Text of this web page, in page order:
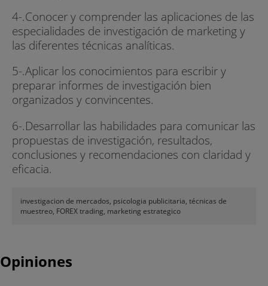
4-.Conocer y comprender las aplicaciones de las
especialidades de investigación de marketing y
las diferentes técnicas analíticas.
5-.Aplicar los conocimientos para escribir y
preparar informes de investigación bien
organizados y convincentes.
6-.Desarrollar las habilidades para comunicar las
propuestas de investigación, resultados,
conclusiones y recomendaciones con claridad y
eficacia.
investigacion de mercados, psicologia publicitaria, técnicas de
muestreo, FOREX trading, marketing estrategico
Opiniones